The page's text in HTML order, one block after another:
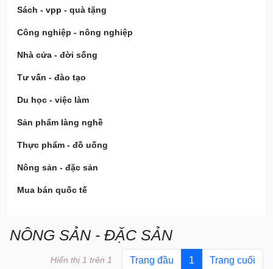
Sách - vpp - quà tặng
Công nghiệp - nông nghiệp
Nhà cửa - đời sống
Tư vấn - đào tạo
Du học - việc làm
Sản phẩm làng nghề
Thực phẩm - đồ uống
Nông sản - đặc sản
Mua bán quốc tế
NÔNG SẢN - ĐẶC SẢN
Trang đầu 1 Trang cuối
Hiển thị 1 trên 1